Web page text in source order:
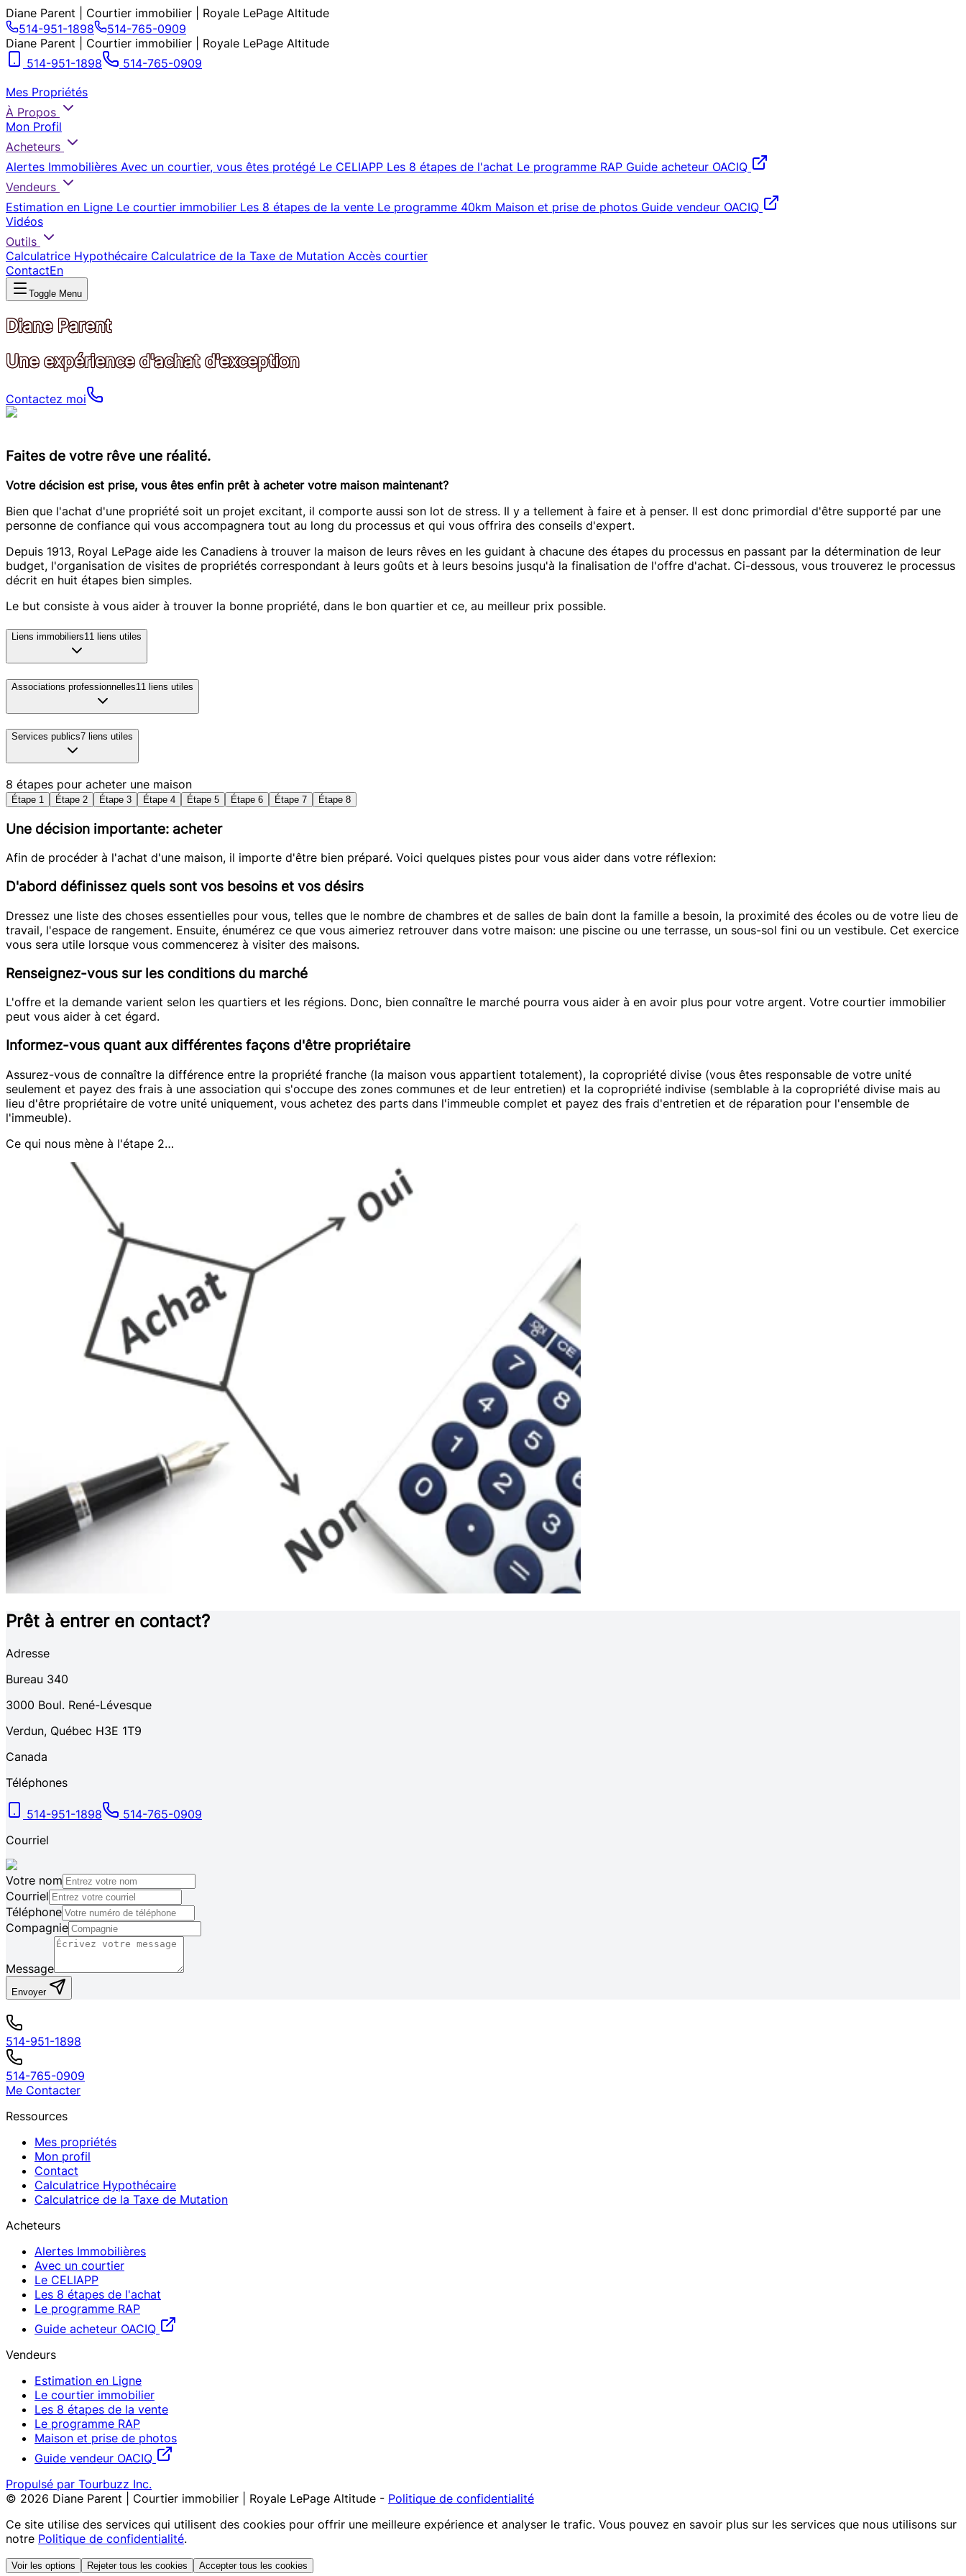
Diane Parent | Courtier immobilier | Royale LePage Altitude
514-951-1898
514-765-0909
Diane Parent | Courtier immobilier | Royale LePage Altitude
514-951-1898
514-765-0909
Mes Propriétés
À Propos
Mon Profil
Acheteurs
Alertes Immobilières Avec un courtier, vous êtes protégé Le CELIAPP Les 8 étapes de l'achat Le programme RAP Guide acheteur OACIQ
Vendeurs
Estimation en Ligne Le courtier immobilier Les 8 étapes de la vente Le programme 40km Maison et prise de photos Guide vendeur OACIQ
Vidéos
Outils
Calculatrice Hypothécaire Calculatrice de la Taxe de Mutation Accès courtier
ContactEn
Toggle Menu
Diane Parent
Une expérience d'achat d'exception
Contactez moi
Faites de votre rêve une réalité.
Votre décision est prise, vous êtes enfin prêt à acheter votre maison maintenant?
Bien que l'achat d'une propriété soit un projet excitant, il comporte aussi son lot de stress. Il y a tellement à faire et à penser. Il est donc primordial d'être supporté par une
personne de confiance qui vous accompagnera tout au long du processus et qui vous offrira des conseils d'expert.
Depuis 1913, Royal LePage aide les Canadiens à trouver la maison de leurs rêves en les guidant à chacune des étapes du processus en passant par la détermination de leur
budget, l'organisation de visites de propriétés correspondant à leurs goûts et à leurs besoins jusqu'à la finalisation de l'offre d'achat. Ci-dessous, vous trouverez le processus
décrit en huit étapes bien simples.
Le but consiste à vous aider à trouver la bonne propriété, dans le bon quartier et ce, au meilleur prix possible.
Liens immobiliers11 liens utiles
Associations professionnelles11 liens utiles
Services publics7 liens utiles
8 étapes pour acheter une maison
Étape 1 Étape 2 Étape 3 Étape 4 Étape 5 Étape 6 Étape 7 Étape 8
Une décision importante: acheter
Afin de procéder à l'achat d'une maison, il importe d'être bien préparé. Voici quelques pistes pour vous aider dans votre réflexion:
D'abord définissez quels sont vos besoins et vos désirs
Dressez une liste des choses essentielles pour vous, telles que le nombre de chambres et de salles de bain dont la famille a besoin, la proximité des écoles ou de votre lieu de
travail, l'espace de rangement. Ensuite, énumérez ce que vous aimeriez retrouver dans votre maison: une piscine ou une terrasse, un sous-sol fini ou un vestibule. Cet exercice
vous sera utile lorsque vous commencerez à visiter des maisons.
Renseignez-vous sur les conditions du marché
L'offre et la demande varient selon les quartiers et les régions. Donc, bien connaître le marché pourra vous aider à en avoir plus pour votre argent. Votre courtier immobilier
peut vous aider à cet égard.
Informez-vous quant aux différentes façons d'être propriétaire
Assurez-vous de connaître la différence entre la propriété franche (la maison vous appartient totalement), la copropriété divise (vous êtes responsable de votre unité
seulement et payez des frais à une association qui s'occupe des zones communes et de leur entretien) et la copropriété indivise (semblable à la copropriété divise mais au
lieu d'être propriétaire de votre unité uniquement, vous achetez des parts dans l'immeuble complet et payez des frais d'entretien et de réparation pour l'ensemble de
l'immeuble).
Ce qui nous mène à l'étape 2…
Prêt à entrer en contact?
Adresse
Bureau 340
3000 Boul. René-Lévesque
Verdun, Québec H3E 1T9
Canada
Téléphones
514-951-1898
514-765-0909
Courriel
Votre nom
Courriel
Téléphone
Compagnie
Message
Envoyer
514-951-1898
514-765-0909
Me Contacter
Ressources
Mes propriétés
Mon profil
Contact
Calculatrice Hypothécaire
Calculatrice de la Taxe de Mutation
Acheteurs
Alertes Immobilières
Avec un courtier
Le CELIAPP
Les 8 étapes de l'achat
Le programme RAP
Guide acheteur OACIQ
Vendeurs
Estimation en Ligne
Le courtier immobilier
Les 8 étapes de la vente
Le programme RAP
Maison et prise de photos
Guide vendeur OACIQ
Propulsé par Tourbuzz Inc.
© 2026 Diane Parent | Courtier immobilier | Royale LePage Altitude - Politique de confidentialité
Ce site utilise des services qui utilisent des cookies pour offrir une meilleure expérience et analyser le trafic. Vous pouvez en savoir plus sur les services que nous utilisons sur
notre Politique de confidentialité.
Voir les options Rejeter tous les cookies Accepter tous les cookies